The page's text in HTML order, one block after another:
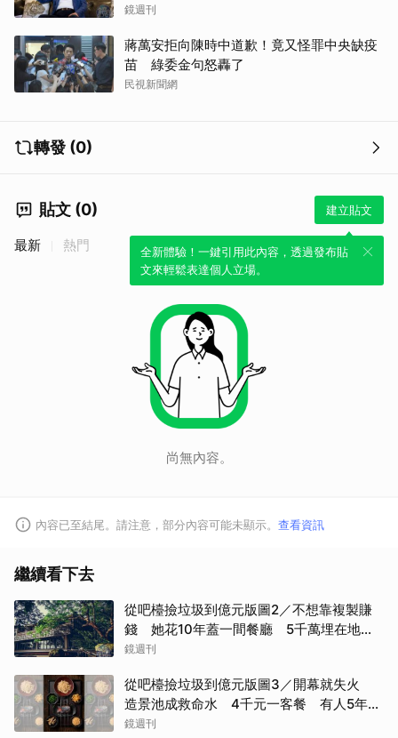
事
鏡週刊
蔣萬安拒向陳時中道歉！竟又怪罪中央缺疫
苗 綠委金句怒轟了
民視新聞網
轉發 (0)
貼文 (0) 建立貼文
全新體驗！一鍵引用此內容，透過發布貼
文來輕鬆表達個人立場。
最新 熱門
尚無內容。
內容已至結尾。請注意，部分內容可能未顯示。 查看資訊
繼續看下去
從吧檯撿垃圾到億元版圖2／不想靠複製賺
錢 她花10年蓋一間餐廳 5千萬埋在地下
瀕臨破產
鏡週刊
從吧檯撿垃圾到億元版圖3／開幕就失火
造景池成救命水 4千元一客餐 有人5年吃
了50次
鏡週刊